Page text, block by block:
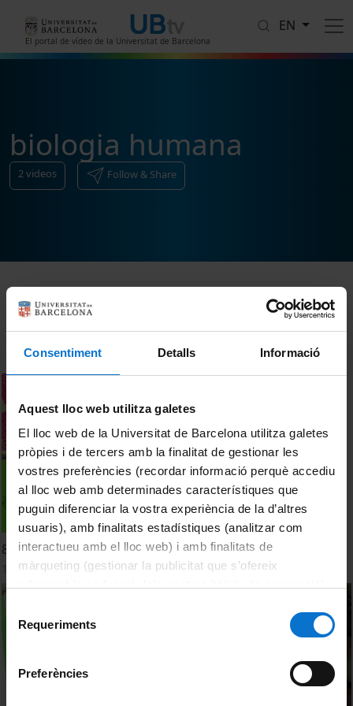
Consentiment Detalls Informació
Aquest lloc web utilitza galetes
El lloc web de la Universitat de Barcelona utilitza galetes
pròpies i de tercers amb la finalitat de gestionar les
vostres preferències (recordar informació perquè accediu
al lloc web amb determinades característiques que
puguin diferenciar la vostra experiència de la d’altres
usuaris), amb finalitats estadístiques (analitzar com
interactueu amb el lloc web) i amb finalitats de
màrqueting (gestionar la publicitat que s’ofereix
consultar laPolítica de galetes del lloc web de la
Requeriments
Preferències
El portal de vídeo de la Universitat de Barcelona
EN
biologia humana
2videos Follow & Share
Sort
800 espècies bacterianes contra 32 dents: qui guanya?
10 April, 2007